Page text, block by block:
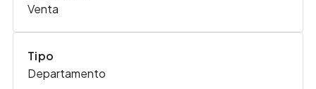
Venta
Tipo
Departamento